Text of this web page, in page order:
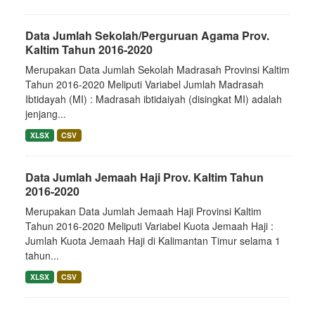
Data Jumlah Sekolah/Perguruan Agama Prov.
Kaltim Tahun 2016-2020
Merupakan Data Jumlah Sekolah Madrasah Provinsi Kaltim
Tahun 2016-2020 Meliputi Variabel Jumlah Madrasah
Ibtidayah (MI) : Madrasah ibtidaiyah (disingkat MI) adalah
jenjang...
XLSX CSV
Data Jumlah Jemaah Haji Prov. Kaltim Tahun
2016-2020
Merupakan Data Jumlah Jemaah Haji Provinsi Kaltim
Tahun 2016-2020 Meliputi Variabel Kuota Jemaah Haji :
Jumlah Kuota Jemaah Haji di Kalimantan Timur selama 1
tahun...
XLSX CSV